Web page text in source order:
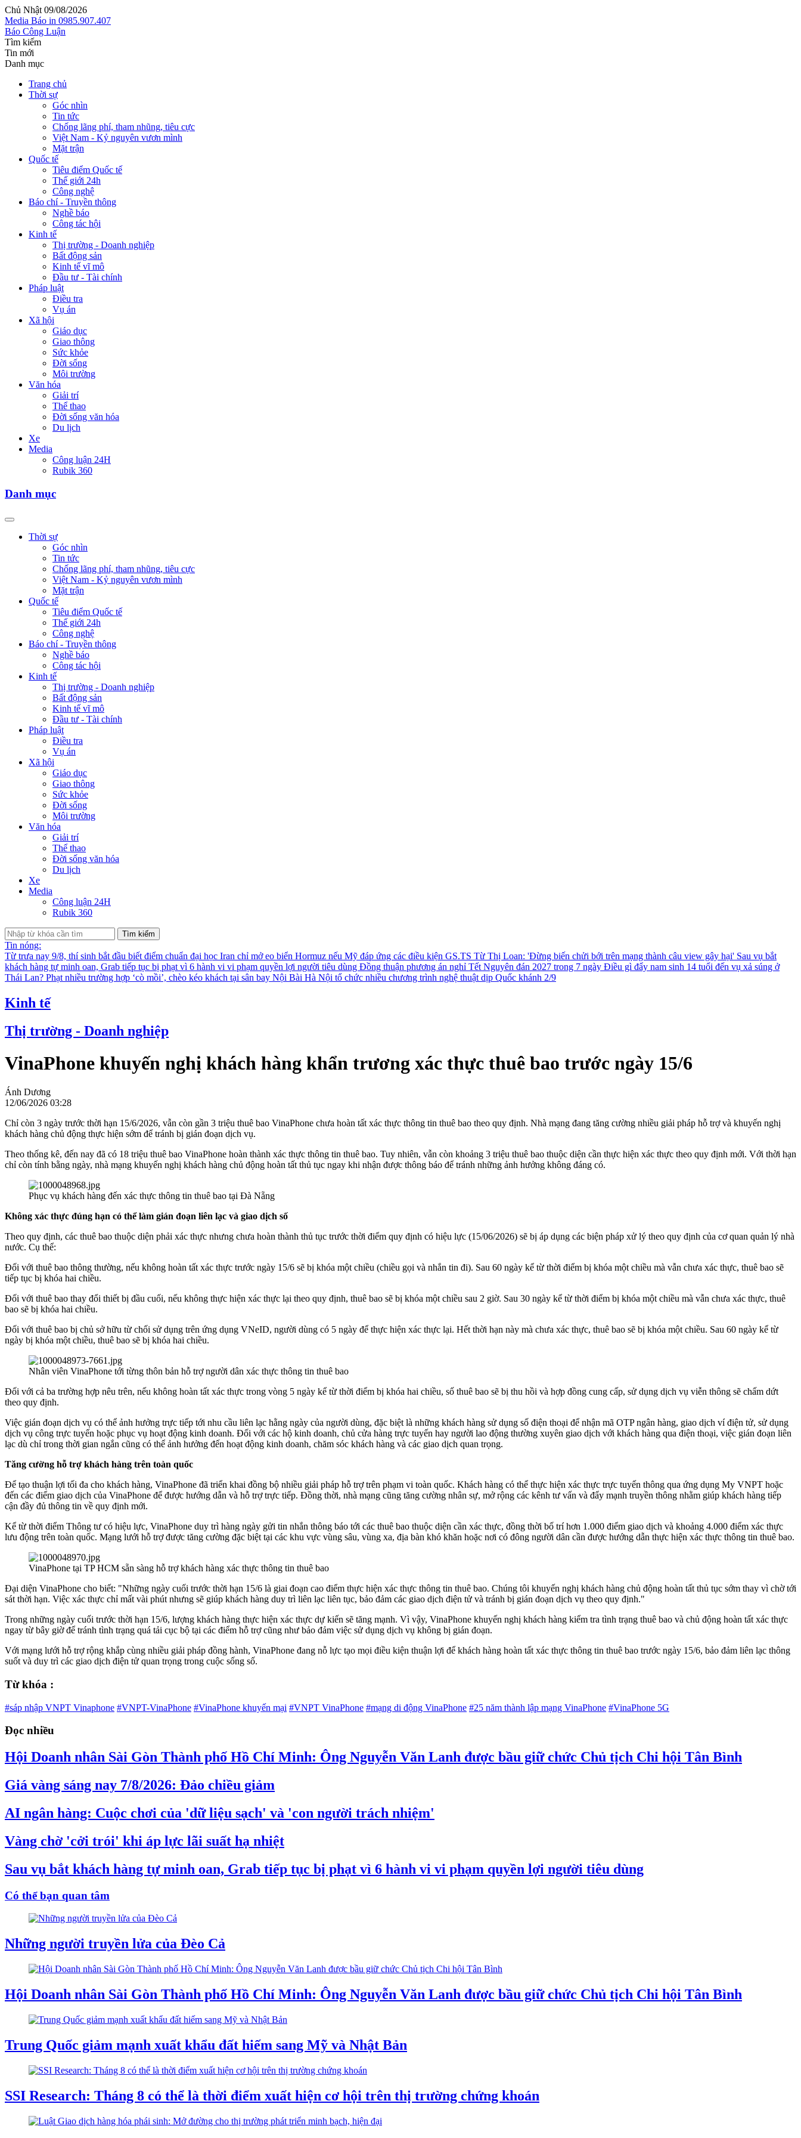
Chủ Nhật 09/08/2026
Media Báo in 0985.907.407
Báo Công Luận
Tìm kiếm
Tin mới
Danh mục
Trang chủ
Thời sự
Góc nhìn
Tin tức
Chống lãng phí, tham nhũng, tiêu cực
Việt Nam - Kỷ nguyên vươn mình
Mặt trận
Quốc tế
Tiêu điểm Quốc tế
Thế giới 24h
Công nghệ
Báo chí - Truyền thông
Nghề báo
Công tác hội
Kinh tế
Thị trường - Doanh nghiệp
Bất động sản
Kinh tế vĩ mô
Đầu tư - Tài chính
Pháp luật
Điều tra
Vụ án
Xã hội
Giáo dục
Giao thông
Sức khỏe
Đời sống
Môi trường
Văn hóa
Giải trí
Thể thao
Đời sống văn hóa
Du lịch
Xe
Media
Công luận 24H
Rubik 360
Danh mục
Thời sự
Góc nhìn
Tin tức
Chống lãng phí, tham nhũng, tiêu cực
Việt Nam - Kỷ nguyên vươn mình
Mặt trận
Quốc tế
Tiêu điểm Quốc tế
Thế giới 24h
Công nghệ
Báo chí - Truyền thông
Nghề báo
Công tác hội
Kinh tế
Thị trường - Doanh nghiệp
Bất động sản
Kinh tế vĩ mô
Đầu tư - Tài chính
Pháp luật
Điều tra
Vụ án
Xã hội
Giáo dục
Giao thông
Sức khỏe
Đời sống
Môi trường
Văn hóa
Giải trí
Thể thao
Đời sống văn hóa
Du lịch
Xe
Media
Công luận 24H
Rubik 360
Tìm kiếm
Tin nóng:
Từ trưa nay 9/8, thí sinh bắt đầu biết điểm chuẩn đại học Iran chỉ mở eo biển Hormuz nếu Mỹ đáp ứng các điều kiện GS.TS Từ Thị Loan: 'Đừng biến chửi bới trên mạng thành câu view gây hại' Sau vụ bắt
khách hàng tự minh oan, Grab tiếp tục bị phạt vì 6 hành vi vi phạm quyền lợi người tiêu dùng Đồng thuận phương án nghỉ Tết Nguyên đán 2027 trong 7 ngày Điều gì đẩy nam sinh 14 tuổi đến vụ xả súng ở
Thái Lan? Phạt nhiều trường hợp ‘cò mồi’, chèo kéo khách tại sân bay Nội Bài Hà Nội tổ chức nhiều chương trình nghệ thuật dịp Quốc khánh 2/9
Kinh tế
Thị trường - Doanh nghiệp
VinaPhone khuyến nghị khách hàng khẩn trương xác thực thuê bao trước ngày 15/6
Ánh Dương
12/06/2026 03:28
Chỉ còn 3 ngày trước thời hạn 15/6/2026, vẫn còn gần 3 triệu thuê bao VinaPhone chưa hoàn tất xác thực thông tin thuê bao theo quy định. Nhà mạng đang tăng cường nhiều giải pháp hỗ trợ và khuyến nghị
khách hàng chủ động thực hiện sớm để tránh bị gián đoạn dịch vụ.
Theo thống kê, đến nay đã có 18 triệu thuê bao VinaPhone hoàn thành xác thực thông tin thuê bao. Tuy nhiên, vẫn còn khoảng 3 triệu thuê bao thuộc diện cần thực hiện xác thực theo quy định mới. Với thời hạn
chỉ còn tính bằng ngày, nhà mạng khuyến nghị khách hàng chủ động hoàn tất thủ tục ngay khi nhận được thông báo để tránh những ảnh hưởng không đáng có.
Phục vụ khách hàng đến xác thực thông tin thuê bao tại Đà Nẵng
Không xác thực đúng hạn có thể làm gián đoạn liên lạc và giao dịch số
Theo quy định, các thuê bao thuộc diện phải xác thực nhưng chưa hoàn thành thủ tục trước thời điểm quy định có hiệu lực (15/06/2026) sẽ bị áp dụng các biện pháp xử lý theo quy định của cơ quan quản lý nhà
nước. Cụ thể:
Đối với thuê bao thông thường, nếu không hoàn tất xác thực trước ngày 15/6 sẽ bị khóa một chiều (chiều gọi và nhắn tin đi). Sau 60 ngày kể từ thời điểm bị khóa một chiều mà vẫn chưa xác thực, thuê bao sẽ
tiếp tục bị khóa hai chiều.
Đối với thuê bao thay đổi thiết bị đầu cuối, nếu không thực hiện xác thực lại theo quy định, thuê bao sẽ bị khóa một chiều sau 2 giờ. Sau 30 ngày kể từ thời điểm bị khóa một chiều mà vẫn chưa xác thực, thuê
bao sẽ bị khóa hai chiều.
Đối với thuê bao bị chủ sở hữu từ chối sử dụng trên ứng dụng VNeID, người dùng có 5 ngày để thực hiện xác thực lại. Hết thời hạn này mà chưa xác thực, thuê bao sẽ bị khóa một chiều. Sau 60 ngày kể từ
ngày bị khóa một chiều, thuê bao sẽ bị khóa hai chiều.
Nhân viên VinaPhone tới từng thôn bản hỗ trợ người dân xác thực thông tin thuê bao
Đối với cả ba trường hợp nêu trên, nếu không hoàn tất xác thực trong vòng 5 ngày kể từ thời điểm bị khóa hai chiều, số thuê bao sẽ bị thu hồi và hợp đồng cung cấp, sử dụng dịch vụ viễn thông sẽ chấm dứt
theo quy định.
Việc gián đoạn dịch vụ có thể ảnh hưởng trực tiếp tới nhu cầu liên lạc hằng ngày của người dùng, đặc biệt là những khách hàng sử dụng số điện thoại để nhận mã OTP ngân hàng, giao dịch ví điện tử, sử dụng
dịch vụ công trực tuyến hoặc phục vụ hoạt động kinh doanh. Đối với các hộ kinh doanh, chủ cửa hàng trực tuyến hay người lao động thường xuyên giao dịch với khách hàng qua điện thoại, việc gián đoạn liên
lạc dù chỉ trong thời gian ngắn cũng có thể ảnh hưởng đến hoạt động kinh doanh, chăm sóc khách hàng và các giao dịch quan trọng.
Tăng cường hỗ trợ khách hàng trên toàn quốc
Để tạo thuận lợi tối đa cho khách hàng, VinaPhone đã triển khai đồng bộ nhiều giải pháp hỗ trợ trên phạm vi toàn quốc. Khách hàng có thể thực hiện xác thực trực tuyến thông qua ứng dụng My VNPT hoặc
đến các điểm giao dịch của VinaPhone để được hướng dẫn và hỗ trợ trực tiếp. Đồng thời, nhà mạng cũng tăng cường nhân sự, mở rộng các kênh tư vấn và đẩy mạnh truyền thông nhằm giúp khách hàng tiếp
cận đầy đủ thông tin về quy định mới.
Kể từ thời điểm Thông tư có hiệu lực, VinaPhone duy trì hàng ngày gửi tin nhắn thông báo tới các thuê bao thuộc diện cần xác thực, đồng thời bố trí hơn 1.000 điểm giao dịch và khoảng 4.000 điểm xác thực
lưu động trên toàn quốc. Mạng lưới hỗ trợ được tăng cường đặc biệt tại các khu vực vùng sâu, vùng xa, địa bàn khó khăn hoặc nơi có đông người dân cần được hướng dẫn thực hiện xác thực thông tin thuê bao.
VinaPhone tại TP HCM sẵn sàng hỗ trợ khách hàng xác thực thông tin thuê bao
Đại diện VinaPhone cho biết: "Những ngày cuối trước thời hạn 15/6 là giai đoạn cao điểm thực hiện xác thực thông tin thuê bao. Chúng tôi khuyến nghị khách hàng chủ động hoàn tất thủ tục sớm thay vì chờ tới
sát thời hạn. Việc xác thực chỉ mất vài phút nhưng sẽ giúp khách hàng duy trì liên lạc liên tục, bảo đảm các giao dịch điện tử và tránh bị gián đoạn dịch vụ theo quy định."
Trong những ngày cuối trước thời hạn 15/6, lượng khách hàng thực hiện xác thực dự kiến sẽ tăng mạnh. Vì vậy, VinaPhone khuyến nghị khách hàng kiểm tra tình trạng thuê bao và chủ động hoàn tất xác thực
ngay từ bây giờ để tránh tình trạng quá tải cục bộ tại các điểm hỗ trợ cũng như bảo đảm việc sử dụng dịch vụ không bị gián đoạn.
Với mạng lưới hỗ trợ rộng khắp cùng nhiều giải pháp đồng hành, VinaPhone đang nỗ lực tạo mọi điều kiện thuận lợi để khách hàng hoàn tất xác thực thông tin thuê bao trước ngày 15/6, bảo đảm liên lạc thông
suốt và duy trì các giao dịch điện tử quan trọng trong cuộc sống số.
Từ khóa :
#sáp nhập VNPT Vinaphone #VNPT-VinaPhone #VinaPhone khuyến mại #VNPT VinaPhone #mạng di động VinaPhone #25 năm thành lập mạng VinaPhone #VinaPhone 5G
Đọc nhiều
Hội Doanh nhân Sài Gòn Thành phố Hồ Chí Minh: Ông Nguyễn Văn Lanh được bầu giữ chức Chủ tịch Chi hội Tân Bình
Giá vàng sáng nay 7/8/2026: Đảo chiều giảm
AI ngân hàng: Cuộc chơi của 'dữ liệu sạch' và 'con người trách nhiệm'
Vàng chờ 'cởi trói' khi áp lực lãi suất hạ nhiệt
Sau vụ bắt khách hàng tự minh oan, Grab tiếp tục bị phạt vì 6 hành vi vi phạm quyền lợi người tiêu dùng
Có thể bạn quan tâm
Những người truyền lửa của Đèo Cả
Hội Doanh nhân Sài Gòn Thành phố Hồ Chí Minh: Ông Nguyễn Văn Lanh được bầu giữ chức Chủ tịch Chi hội Tân Bình
Trung Quốc giảm mạnh xuất khẩu đất hiếm sang Mỹ và Nhật Bản
SSI Research: Tháng 8 có thể là thời điểm xuất hiện cơ hội trên thị trường chứng khoán